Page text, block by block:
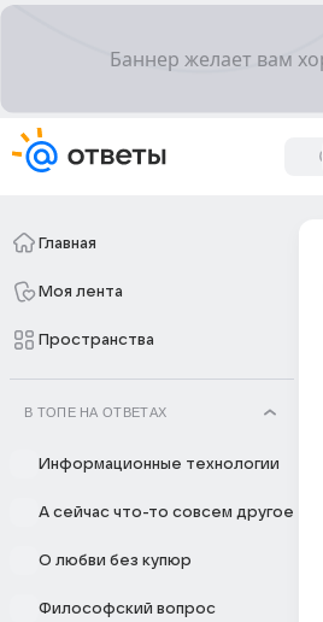
Главная
Моя лента
Пространства
В ТОПЕ НА ОТВЕТАХ
Информационные технологии
А сейчас что-то совсем другое
О любви без купюр
Философский вопрос